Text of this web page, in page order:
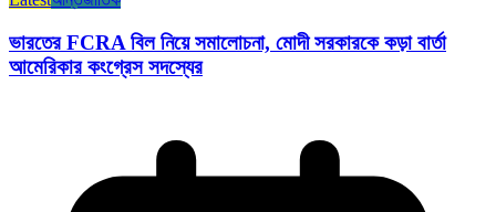
ভারতের FCRA বিল নিয়ে সমালোচনা, মোদী সরকারকে কড়া বার্তা
আমেরিকার কংগ্রেস সদস্যের